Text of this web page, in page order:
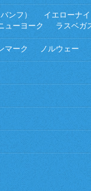
ンフ） イエローナ
ューヨーク ラスベガ
マーク ノルウェー